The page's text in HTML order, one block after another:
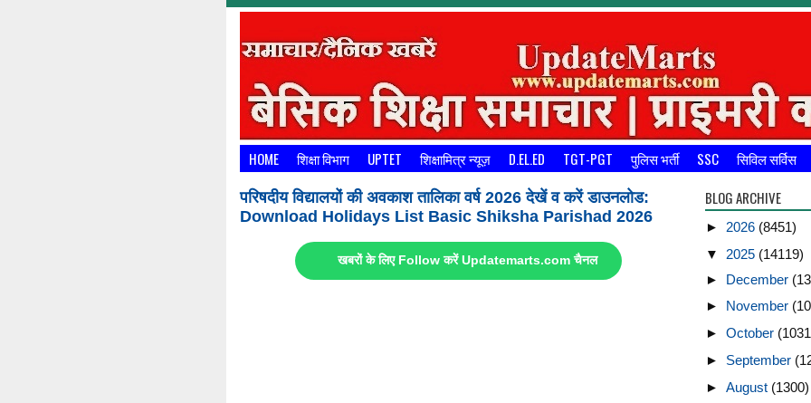
HOME शिक्षा विभाग UPTET शिक्षामित्र न्यूज़ D.EL.ED TGT-PGT पुलिस भर्ती SSC सिविल सर्विस
परिषदीय विद्यालयों की अवकाश तालिका वर्ष 2026 देखें व करें डाउनलोड:
Download Holidays List Basic Shiksha Parishad 2026
खबरों के लिए Follow करें Updatemarts.com चैनल
BLOG ARCHIVE
► 2026 (8451)
▼ 2025 (14119)
► December
► November
► October
► September
► August (1300)